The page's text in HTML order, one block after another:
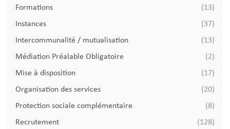
Formations
(13)
Instances
(37)
Intercommunalité / mutualisation
(13)
Médiation Préalable Obligatoire
(2)
Mise à disposition
(17)
Organisation des services
(20)
Protection sociale complémentaire
(8)
Recrutement
(128)